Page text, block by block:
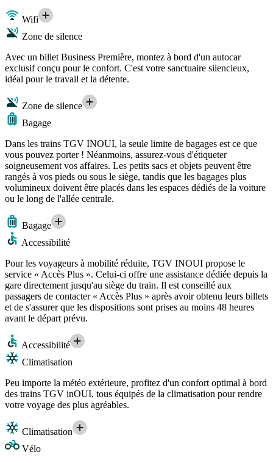
Wifi
Zone de silence
Avec un billet Business Première, montez à bord d'un autocar
exclusif conçu pour le confort. C'est votre sanctuaire silencieux,
idéal pour le travail et la détente.
Zone de silence
Bagage
Dans les trains TGV INOUI, la seule limite de bagages est ce que
vous pouvez porter ! Néanmoins, assurez-vous d'étiqueter
soigneusement vos affaires. Les petits sacs et objets peuvent être
rangés à vos pieds ou sous le siège, tandis que les bagages plus
volumineux doivent être placés dans les espaces dédiés de la voiture
ou le long de l'allée centrale.
Bagage
Accessibilité
Pour les voyageurs à mobilité réduite, TGV INOUI propose le
service « Accès Plus ». Celui-ci offre une assistance dédiée depuis la
gare directement jusqu'au siège du train. Il est conseillé aux
passagers de contacter « Accès Plus » après avoir obtenu leurs billets
et de s'assurer que les dispositions sont prises au moins 48 heures
avant le départ prévu.
Accessibilité
Climatisation
Peu importe la météo extérieure, profitez d'un confort optimal à bord
des trains TGV inOUI, tous équipés de la climatisation pour rendre
votre voyage des plus agréables.
Climatisation
Vélo